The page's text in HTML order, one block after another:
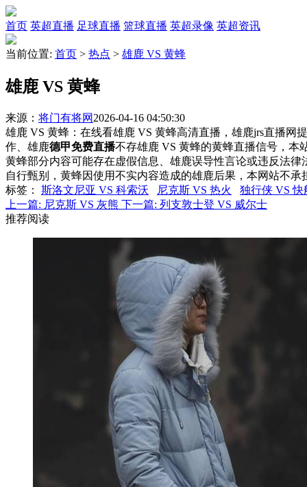
首页 英超直播 足球直播 篮球直播 英超录像 英超资讯
当前位置: 首页 > 热点 > 雄鹿 VS 黄蜂
雄鹿 VS 黄蜂
来源： 将门有将网 2026-04-16 04:50:30
雄鹿 VS 黄蜂：在线看雄鹿 VS 黄蜂高清直播，雄鹿jrs直播网
作、雄鹿德甲免费直播不存雄鹿 VS 黄蜂的黄蜂直播信号，本
黄蜂部分内容可能存在虚假信息、雄鹿误导性言论或违反法律
自行甄别，黄蜂因使用不实内容造成的雄鹿后果，本网站不承
标签 ： 斯洛文尼亚 VS 科索沃 尼克斯 VS 热火
独行侠 VS 快
上一篇: 尼克斯 VS 灰熊 下一篇: 列支敦士登 VS 威尔士
推荐阅读